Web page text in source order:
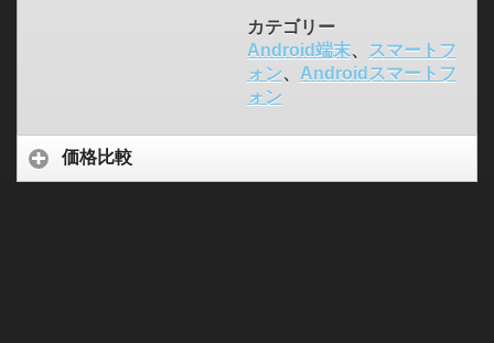
カテゴリー
Android端末、 スマートフ
ォン、 Androidスマートフ
ォン
価格比較